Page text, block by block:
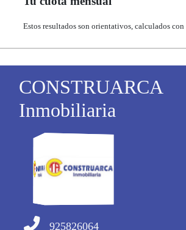
Estos resultados son orientativos, calculados
CONSTRUARCA
Inmobiliaria
925826064